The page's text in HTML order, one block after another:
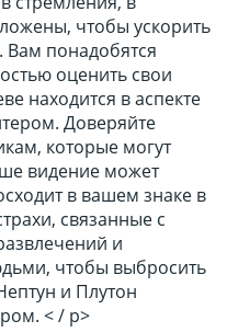
чтобы ускорить
Вам понадобятся
оценить свои
находится в аспекте
Доверяйте
которые могут
видение может
в вашем знаке в
связанные с
и
чтобы выбросить
и Плутон
< / p>